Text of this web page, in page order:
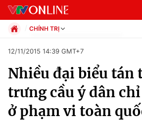
Chuyên mục
Chính trị
CHÍNH TRỊ
Xã hội
Pháp luật
Thể thao
Truyền hình
Văn hóa - Giải trí
12/11/2015 14:39 GMT+7
Nhiều đại biểu tán
trưng cầu ý dân
ở phạm vi toàn